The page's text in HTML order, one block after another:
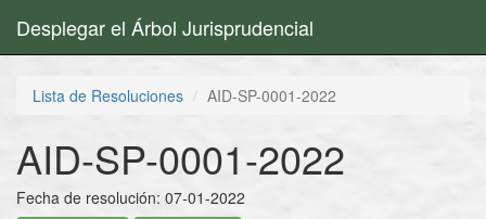
Desplegar el Árbol Jurisprudencial
Lista de Resoluciones AID-SP-0001-2022
AID-SP-0001-2022
Fecha de resolución: 07-01-2022